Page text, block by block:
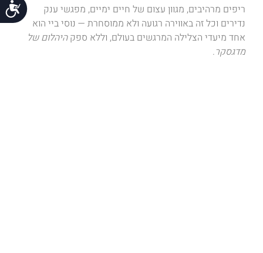
ריפים מרהיבים, מגוון עצום של חיים ימיים, מפגשי ענק
נדירים וכל זה באווירה רגועה ולא ממוסחרת — נוסי ביי הוא
אחד מיעדי הצלילה המרגשים בעולם, וללא ספקהיהלום של
מדגסקר.